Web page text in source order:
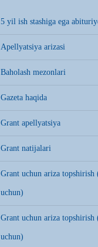
5 yil ish stashiga ega
Apellyatsiya arizasi
Baholash mezonlari
Gazeta haqida
Grant apellyatsiya
Grant natijalari
Grant uchun ariza topshirish
uchun)
Grant uchun ariza topshirish
uchun)